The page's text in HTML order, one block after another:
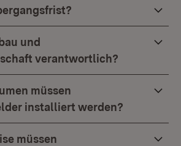
und
verantwortlich?
müssen
installiert werden?
müssen